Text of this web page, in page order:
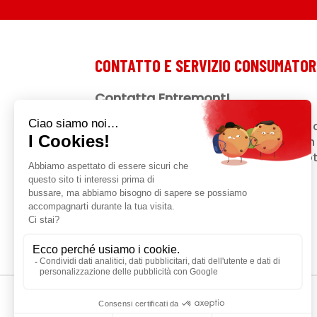
CONTATTO E SERVIZIO
Contatta Entremont!
Una domanda? Un suggerimento?
nostri prodotti? Ti diamo ascolto!
Se la tua domanda riguarda un
del lotto nell'apposito modulo.
Contattaci